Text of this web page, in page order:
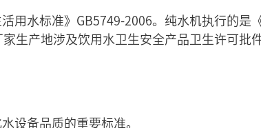
用水标准》GB5749-2006。纯水机执行的是
生产地涉及饮用水卫生安全产品卫生许可批件
设备品质的重要标准。